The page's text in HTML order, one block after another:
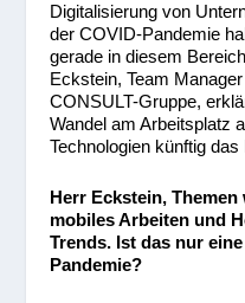
Digitalisierung von
der COVID-Pandemie
gerade in diesem
Eckstein, Team
CONSULT-Gruppe,
Wandel am Arbeitsplatz
Technologien künftig das
Herr Eckstein,
mobiles Arbeiten und
Trends. Ist das nur
Pandemie?